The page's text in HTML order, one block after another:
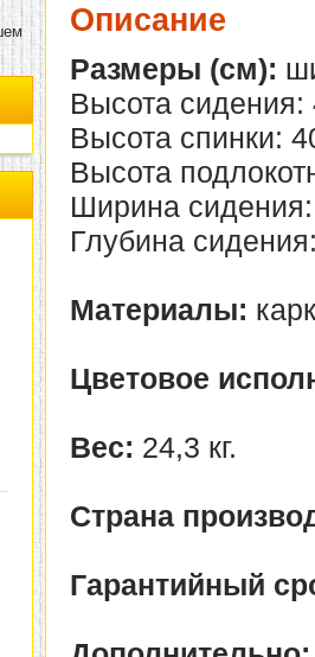
Описание
Размеры (см):
Высота сидения:
Высота спинки:
Высота
Ширина
Глубина
Материалы:
Цветовое
Вес: 24,3 кг.
Страна
Гарантийный